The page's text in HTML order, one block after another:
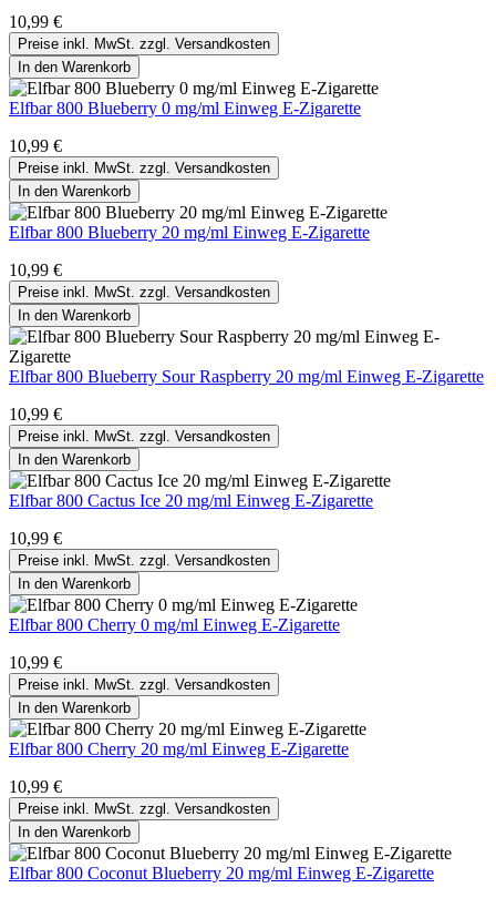
10,99 €
Preise inkl. MwSt. zzgl. Versandkosten
In den Warenkorb
Elfbar 800 Blueberry 0 mg/ml Einweg E-Zigarette
10,99 €
Preise inkl. MwSt. zzgl. Versandkosten
In den Warenkorb
Elfbar 800 Blueberry 20 mg/ml Einweg E-Zigarette
10,99 €
Preise inkl. MwSt. zzgl. Versandkosten
In den Warenkorb
Elfbar 800 Blueberry Sour Raspberry 20 mg/ml Einweg E-Zigarette
10,99 €
Preise inkl. MwSt. zzgl. Versandkosten
In den Warenkorb
Elfbar 800 Cactus Ice 20 mg/ml Einweg E-Zigarette
10,99 €
Preise inkl. MwSt. zzgl. Versandkosten
In den Warenkorb
Elfbar 800 Cherry 0 mg/ml Einweg E-Zigarette
10,99 €
Preise inkl. MwSt. zzgl. Versandkosten
In den Warenkorb
Elfbar 800 Cherry 20 mg/ml Einweg E-Zigarette
10,99 €
Preise inkl. MwSt. zzgl. Versandkosten
In den Warenkorb
Elfbar 800 Coconut Blueberry 20 mg/ml Einweg E-Zigarette